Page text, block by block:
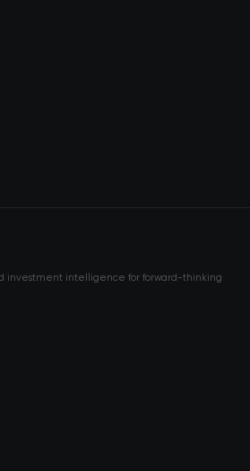
investment intelligence for forward-thinking